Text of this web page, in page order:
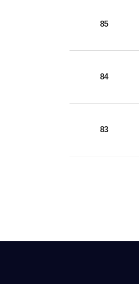
85
84
83